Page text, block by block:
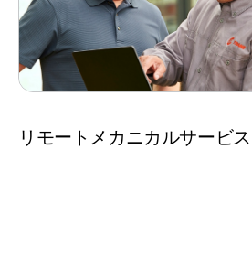
リモートメカニカルサービス